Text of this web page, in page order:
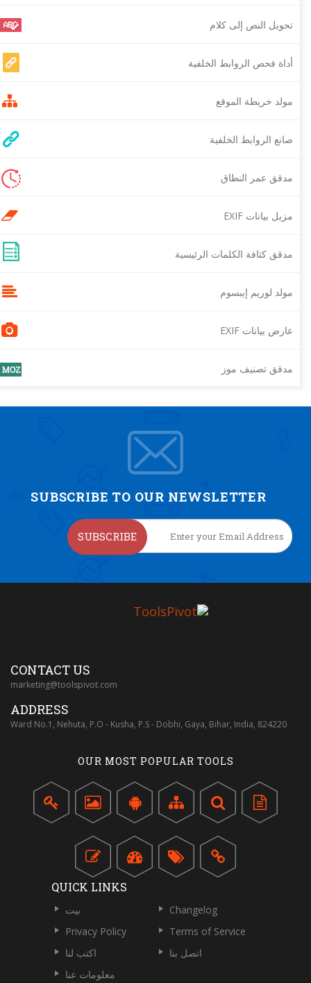
تحويل النص إلى كلام
أداة فحص الروابط الخلفية
مولد خريطة الموقع
صانع الروابط الخلفية
مدقق عمر النطاق
مزيل بيانات EXIF
مدقق كثافة الكلمات الرئيسية
مولد لوريم إيبسوم
عارض بيانات EXIF
مدقق تصنيف موز
SUBSCRIBE TO OUR NEWSLETTER
SUBSCRIBE
CONTACT US
marketing@toolspivot.com
ADDRESS
Ward No.1, Nehuta, P.O - Kusha, P.S - Dobhi, Gaya, Bihar, India, 824220
OUR MOST POPULAR TOOLS
QUICK LINKS
بيت
Changelog
Privacy Policy
Terms of Service
اكتب لنا
اتصل بنا
معلومات عنا